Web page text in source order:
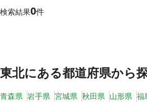
検索結果0件
東北にある都道府県から
青森県 岩手県 宮城県 秋田県 山形県 福